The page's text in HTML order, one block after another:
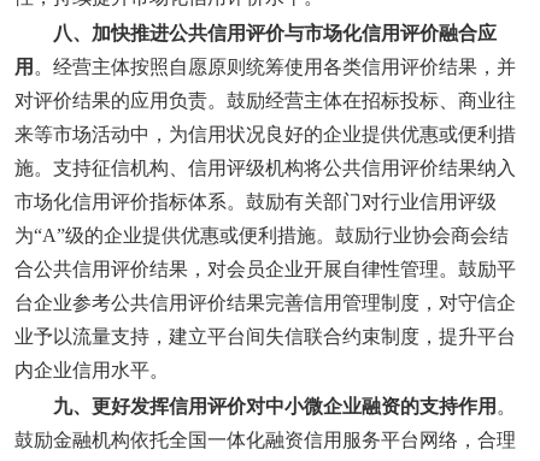
八、加快推进公共信用评价与市场化信用评价融合应
用 。经营主体按照自愿原则统筹使用各类信用评价结果，并
对评价结果的应用负责。鼓励经营主体在招标投标、商业往
来等市场活动中，为信用状况良好的企业提供优惠或便利措
施。支持征信机构、信用评级机构将公共信用评价结果纳入
市场化信用评价指标体系。鼓励有关部门对行业信用评级
为“A”级的企业提供优惠或便利措施。鼓励行业协会商会结
合公共信用评价结果，对会员企业开展自律性管理。鼓励平
台企业参考公共信用评价结果完善信用管理制度，对守信企
业予以流量支持，建立平台间失信联合约束制度，提升平台
内企业信用水平。
九、更好发挥信用评价对中小微企业融资的支持作用 。
鼓励金融机构依托全国一体化融资信用服务平台网络，合理